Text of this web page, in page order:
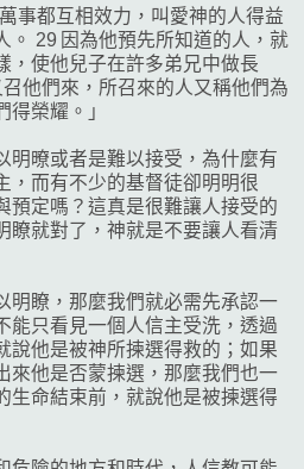
事都互相效力，叫愛神的人得益
。 29 因為他預先所知道的人，就
，使他兒子在許多弟兄中做長
他們來，所召來的人又稱他們為
榮耀。」
明暸或者是難以接受，為什麼有
，而有不少的基督徒卻明明很
預定嗎？這真是很難讓人接受的
瞭就對了，神就是不要讓人看清
明瞭，那麼我們就必需先承認一
能只看見一個人信主受洗，透過
說他是被神所揀選得救的；如果
來他是否蒙揀選，那麼我們也一
生命結束前，就說他是被揀選得